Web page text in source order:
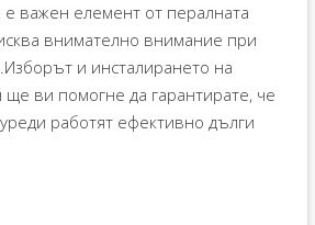
е важен елемент от пералната
внимателно внимание при
и инсталирането на
ще ви помогне да гарантирате, че
работят ефективно дълги